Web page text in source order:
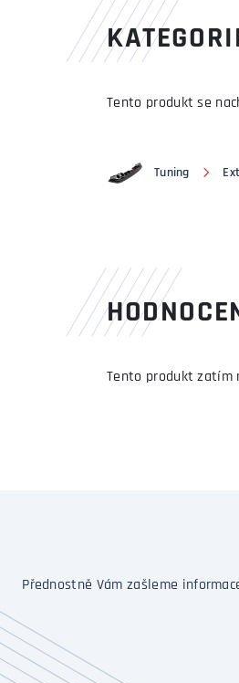
Tento produkt se
Tuning
Tento produkt zatím
Přednostně Vám zašleme